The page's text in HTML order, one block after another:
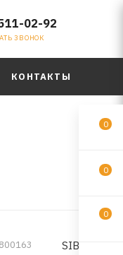
02-92
ЗВОНОК
КОНТАКТЫ
800163 SIBIRIA
0
0
0